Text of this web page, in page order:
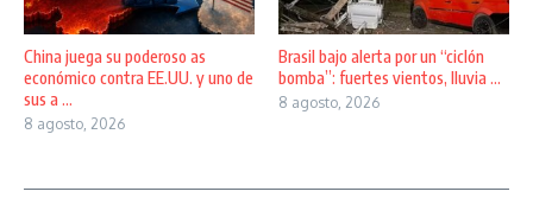
China juega su poderoso as
económico contra EE.UU. y uno de
sus a ...
8 agosto, 2026
Brasil bajo alerta por un “ciclón
bomba”: fuertes vientos, lluvia ...
8 agosto, 2026